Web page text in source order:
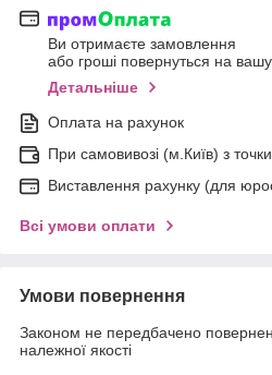
Ви отримаєте замовлення
або гроші повернуться на вашу
Детальніше
Оплата на рахунок
При самовивозі (м.Київ) з
Виставлення рахунку (для
Всі умови оплати
Умови повернення
Законом не передбачено
належної якості